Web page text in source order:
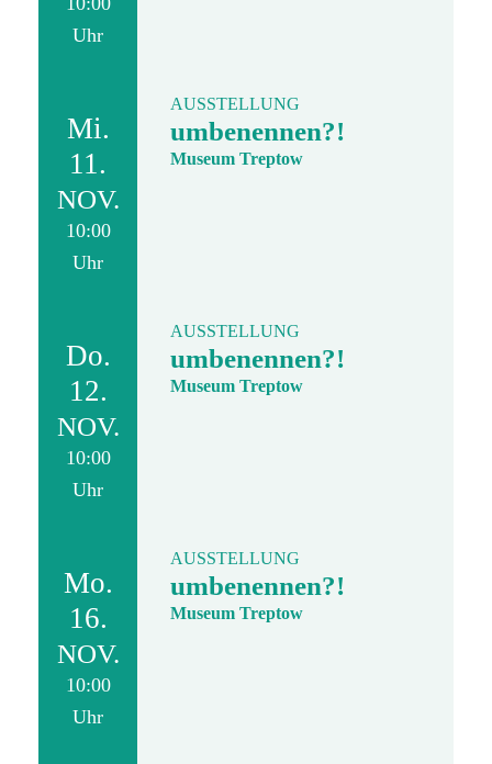
Uhr
Mi.
11.
NOV.
10:00
Uhr
AUSSTELLUNG
umbenennen?!
Museum Treptow
Do.
12.
NOV.
10:00
Uhr
AUSSTELLUNG
umbenennen?!
Museum Treptow
Mo.
16.
NOV.
10:00
Uhr
AUSSTELLUNG
umbenennen?!
Museum Treptow